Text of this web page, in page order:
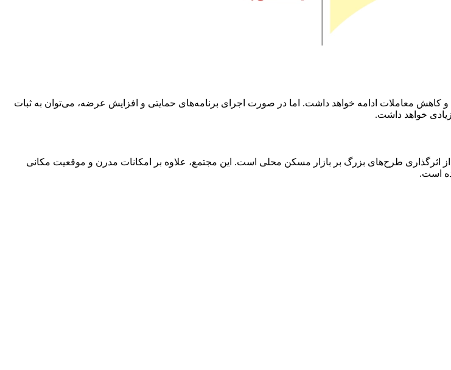
معاملات ادامه خواهد داشت. اما در صورت اجرای برنامه‌های حمایتی و افزایش عرضه، می‌توان به ثبات
خواهد داشت.
اثرگذاری طرح‌های بزرگ بر بازار مسکن محلی است. این مجتمع، علاوه بر امکانات مدرن و موقعیت مکانی
است.